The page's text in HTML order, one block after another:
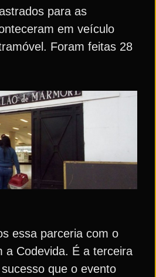
para as
em veículo
Foram feitas 28
essa parceria com o
a Codevida. É a terceira
que o evento